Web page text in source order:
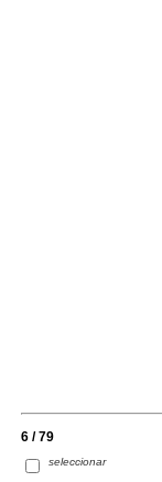
6 / 79
seleccionar